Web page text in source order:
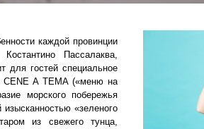
каждой провинции
Пассалаква,
для гостей специальное
CENE A TEMA («меню на
морского побережья
«зеленого
из свежего тунца,